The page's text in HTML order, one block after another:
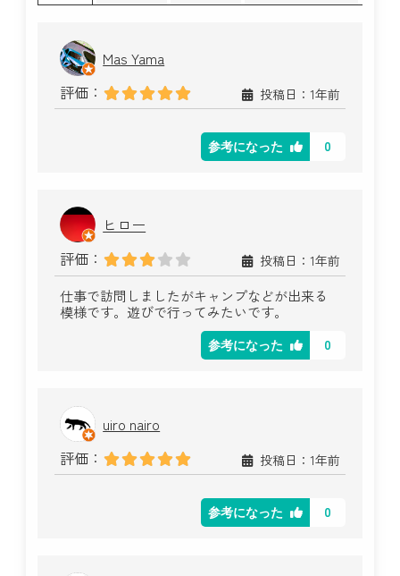
Mas Yama
評価：
投稿日：1年前
参考になった 0
ヒロー
評価：
投稿日：1年前
仕事で訪問しましたがキャンプなどが出来る
模様です。遊びで行ってみたいです。
参考になった 0
uiro nairo
評価：
投稿日：1年前
参考になった 0